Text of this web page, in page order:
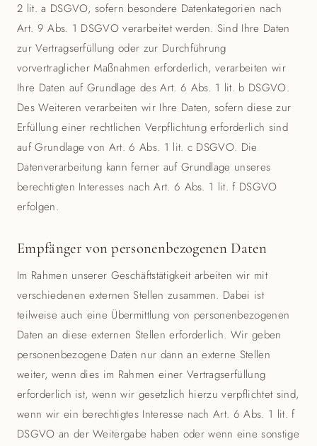
2 lit. a DSGVO, sofern besondere Datenkategorien nach
Art. 9 Abs. 1 DSGVO verarbeitet werden. Sind Ihre Daten
zur Vertragserfüllung oder zur Durchführung
vorvertraglicher Maßnahmen erforderlich, verarbeiten wir
Ihre Daten auf Grundlage des Art. 6 Abs. 1 lit. b DSGVO.
Des Weiteren verarbeiten wir Ihre Daten, sofern diese zur
Erfüllung einer rechtlichen Verpflichtung erforderlich sind
auf Grundlage von Art. 6 Abs. 1 lit. c DSGVO. Die
Datenverarbeitung kann ferner auf Grundlage unseres
berechtigten Interesses nach Art. 6 Abs. 1 lit. f DSGVO
erfolgen.
Empfänger von personenbezogenen Daten
Im Rahmen unserer Geschäftstätigkeit arbeiten wir mit
verschiedenen externen Stellen zusammen. Dabei ist
teilweise auch eine Übermittlung von personenbezogenen
Daten an diese externen Stellen erforderlich. Wir geben
personenbezogene Daten nur dann an externe Stellen
weiter, wenn dies im Rahmen einer Vertragserfüllung
erforderlich ist, wenn wir gesetzlich hierzu verpflichtet sind,
wenn wir ein berechtigtes Interesse nach Art. 6 Abs. 1 lit. f
DSGVO an der Weitergabe haben oder wenn eine sonstige